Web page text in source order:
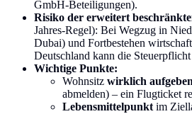
GmbH-Beteiligungen).
Risiko der erweitert
Jahres-Regel): Bei Wegzug in
Dubai) und Fortbestehen
Deutschland kann die
Wichtige Punkte:
Wohnsitz wirklich aufgeben
abmelden) – ein Flugticket
Lebensmittelpunkt im